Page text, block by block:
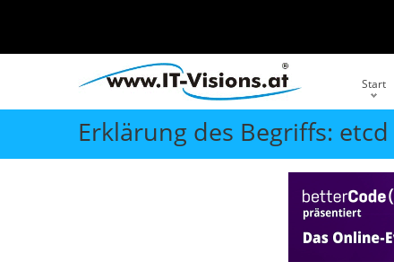
Start
Erklärung des Begriffs: etcd